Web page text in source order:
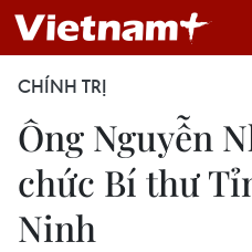
CHÍNH TRỊ
Ông Nguyễn
chức Bí thư
Ninh